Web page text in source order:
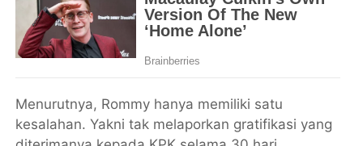
Menurutnya, Rommy hanya memiliki satu
kesalahan. Yakni tak melaporkan gratifikasi yang